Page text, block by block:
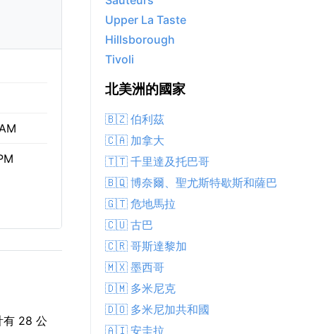
有 28 公
Upper La Taste
Hillsborough
Tivoli
北美洲的國家
🇧🇿 伯利茲
🇨🇦 加拿大
🇹🇹 千里達及托巴哥
🇧🇶 博奈爾、聖尤斯特歇斯和薩巴
🇬🇹 危地馬拉
🇨🇺 古巴
🇨🇷 哥斯達黎加
🇲🇽 墨西哥
🇩🇲 多米尼克
🇩🇴 多米尼加共和國
🇦🇮 安圭拉